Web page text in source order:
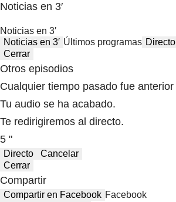
Noticias en 3′
Noticias en 3′
Noticias en 3′ Últimos programas Directo
Cerrar
Otros episodios
Cualquier tiempo pasado fue anterior
Tu audio se ha acabado.
Te redirigiremos al directo.
5 "
Directo
Cancelar
Cerrar
Compartir
Compartir en Facebook Facebook